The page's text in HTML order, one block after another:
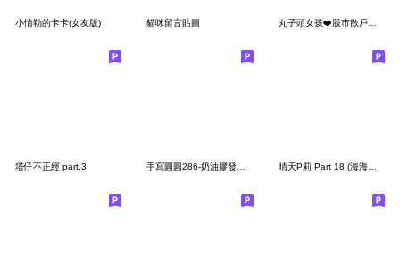
小情勒的卡卡(女友版) 貓咪留言貼圖 丸子頭女孩❤️股市散戶韭菜日記
塔仔不正經 part.3 晴天P莉 Part 18 (海海人生篇)